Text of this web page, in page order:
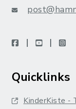
facebookyoutube
Quicklinks
KinderKiste -